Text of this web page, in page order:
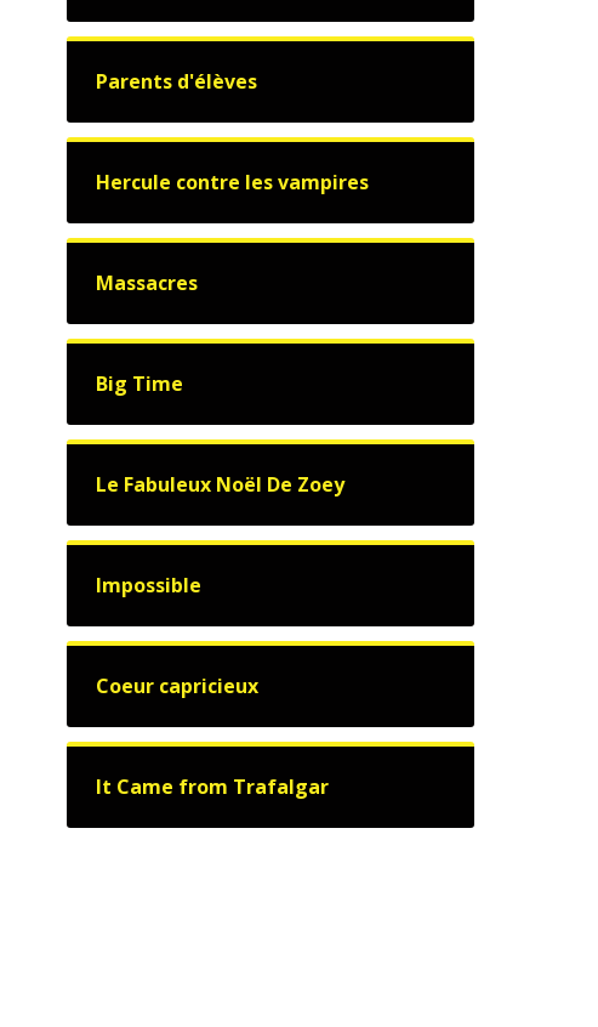
Parents d'élèves
Hercule contre les vampires
Massacres
Big Time
Le Fabuleux Noël De Zoey
Impossible
Coeur capricieux
It Came from Trafalgar